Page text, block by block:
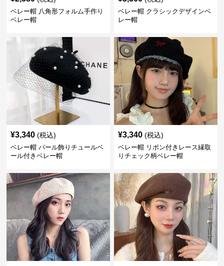
ベレー帽 八角形フォルム手作り
ベレー帽
ベレー帽 クラシックデザインベ
レー帽
¥3,340 (税込)
ベレー帽 パール飾りチュールベ
ール付きベレー帽
¥3,340 (税込)
ベレー帽 リボン付きレース縁取
りチェック柄ベレー帽